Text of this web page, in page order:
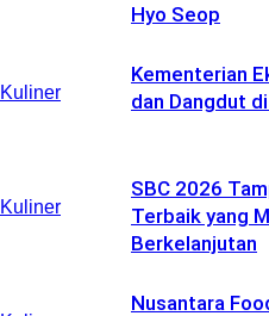
Hyo Seop
Kuliner
Kementerian
dan Dangdut
Kuliner
SBC 2026
Terbaik yang
Berkelanjutan
Nusantara